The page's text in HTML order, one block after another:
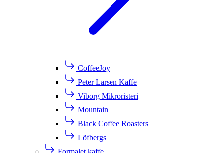
CoffeeJoy
Peter Larsen Kaffe
Viborg Mikroristeri
Mountain
Black Coffee Roasters
Löfbergs
Formalet kaffe